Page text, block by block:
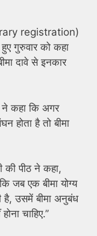
registration)
गुरुवार को कहा
दावे से इनकार
ने कहा कि अगर
होता है तो बीमा
की पीठ ने कहा,
जब एक बीमा योग्य
है, उसमें बीमा अनुबंध
चाहिए.’’